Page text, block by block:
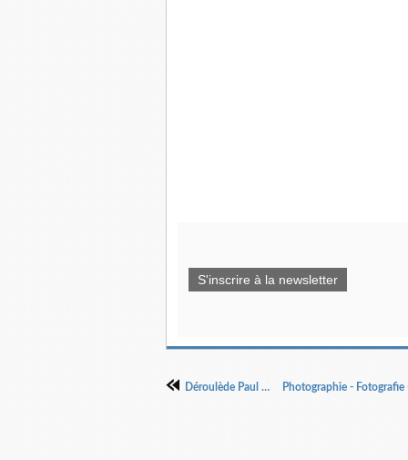
S'inscrire à la newsletter
Déroulède Paul Déroulède